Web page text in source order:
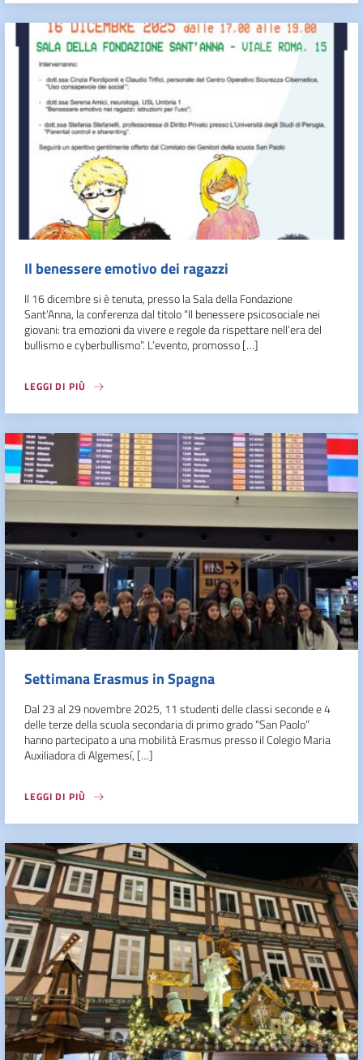
Il benessere emotivo dei ragazzi
Il 16 dicembre si è tenuta, presso la Sala della Fondazione
Sant’Anna, la conferenza dal titolo “Il benessere psicosociale nei
giovani: tra emozioni da vivere e regole da rispettare nell’era del
bullismo e cyberbullismo”. L’evento, promosso […]
LEGGI DI PIÙ
Settimana Erasmus in Spagna
Dal 23 al 29 novembre 2025, 11 studenti delle classi seconde e 4
delle terze della scuola secondaria di primo grado “San Paolo”
hanno partecipato a una mobilità Erasmus presso il Colegio Maria
Auxiliadora di Algemesí, […]
LEGGI DI PIÙ